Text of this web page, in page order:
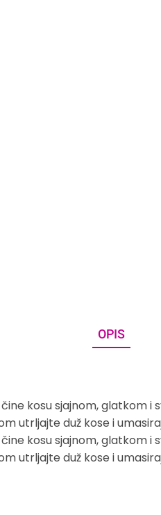
OPIS
kosu sjajnom, glatkom i
utrljajte duž kose i
kosu sjajnom, glatkom i
utrljajte duž kose i